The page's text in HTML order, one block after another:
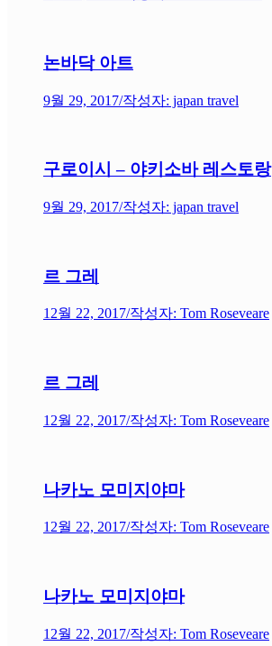
논바닥 아트
9월 29, 2017/작성자: japan travel
구로이시 – 야키소바 레스토랑
9월 29, 2017/작성자: japan travel
르 그레
12월 22, 2017/작성자: Tom Roseveare
르 그레
12월 22, 2017/작성자: Tom Roseveare
나카노 모미지야마
12월 22, 2017/작성자: Tom Roseveare
나카노 모미지야마
12월 22, 2017/작성자: Tom Roseveare